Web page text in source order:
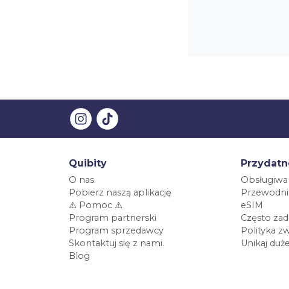
Quibity
O nas
Pobierz naszą aplikację
⚠️ Pomoc ⚠️
Program partnerski
Program sprzedawcy
Skontaktuj się z nami.
Blog
eSIM
Często
Polityka
Unikaj